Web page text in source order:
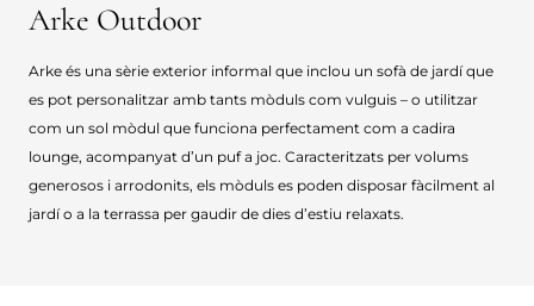
Arke Outdoor
Arke és una sèrie exterior informal que inclou un sofà de jardí que
es pot personalitzar amb tants mòduls com vulguis – o utilitzar
com un sol mòdul que funciona perfectament com a cadira
lounge, acompanyat d’un puf a joc. Caracteritzats per volums
generosos i arrodonits, els mòduls es poden disposar fàcilment al
jardí o a la terrassa per gaudir de dies d’estiu relaxats.